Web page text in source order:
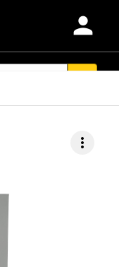
person
more_vert